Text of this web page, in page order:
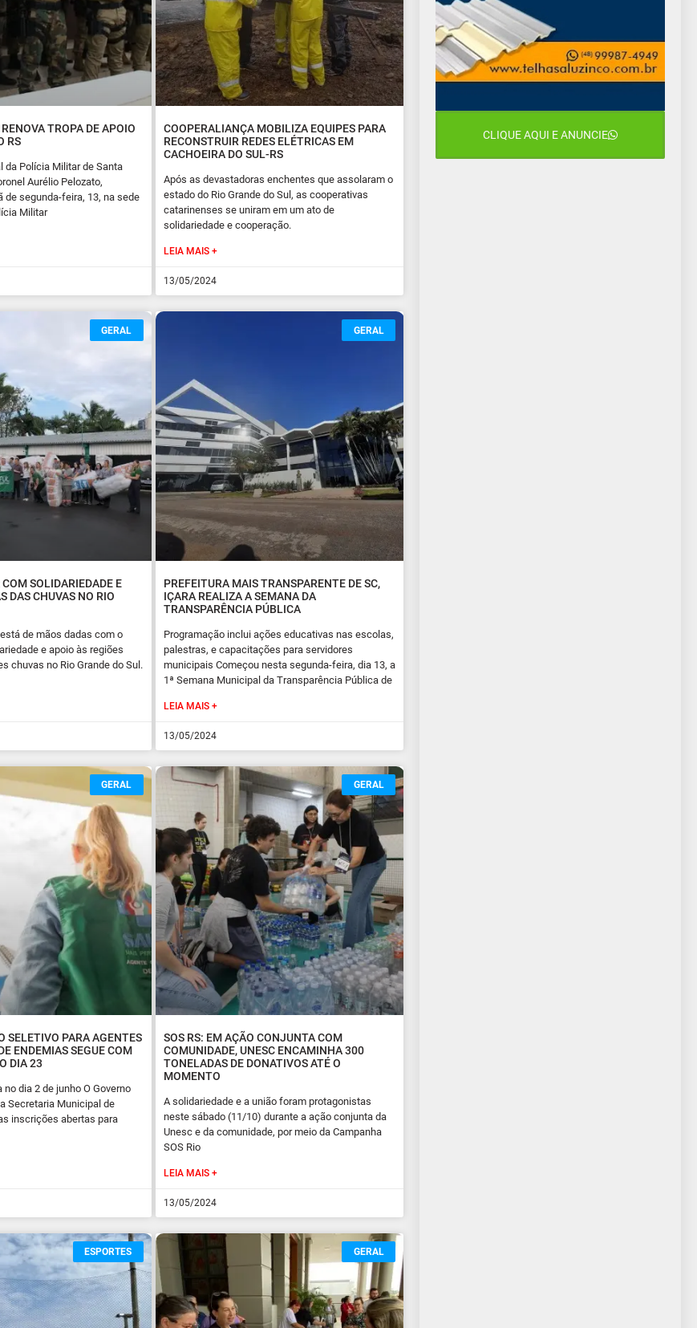
TROPA DE APOIO
RS
da Polícia Militar de Santa
Aurélio Pelozato,
de segunda-feira, 13, na sede
Militar
COOPERALIANÇA MOBILIZA EQUIPES PARA
RECONSTRUIR REDES ELÉTRICAS EM
CACHOEIRA DO SUL-RS
Após as devastadoras enchentes que assolaram o
estado do Rio Grande do Sul, as cooperativas
catarinenses se uniram em um ato de
solidariedade e cooperação.
LEIA MAIS +
13/05/2024
GERAL
SOLIDARIEDADE E
DAS CHUVAS NO RIO
de mãos dadas com o
e apoio às regiões
chuvas no Rio Grande do Sul.
GERAL
PREFEITURA MAIS TRANSPARENTE DE SC,
IÇARA REALIZA A SEMANA DA
TRANSPARÊNCIA PÚBLICA
Programação inclui ações educativas nas escolas,
palestras, e capacitações para servidores
municipais Começou nesta segunda-feira, dia 13, a
1ª Semana Municipal da Transparência Pública de
LEIA MAIS +
13/05/2024
GERAL
SELETIVO PARA AGENTES
ENDEMIAS SEGUE COM
DIA 23
no dia 2 de junho O Governo
Secretaria Municipal de
inscrições abertas para
GERAL
SOS RS: EM AÇÃO CONJUNTA COM
COMUNIDADE, UNESC ENCAMINHA 300
TONELADAS DE DONATIVOS ATÉ O
MOMENTO
A solidariedade e a união foram protagonistas
neste sábado (11/10) durante a ação conjunta da
Unesc e da comunidade, por meio da Campanha
SOS Rio
LEIA MAIS +
13/05/2024
ESPORTES GERAL
CLIQUE AQUI E ANUNCIE